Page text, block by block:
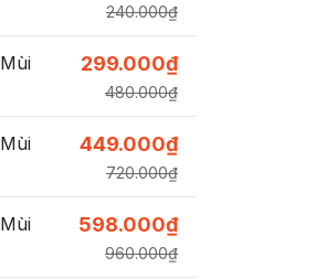
240.000₫
480.000₫
299.000₫
720.000₫
449.000₫
960.000₫
598.000₫